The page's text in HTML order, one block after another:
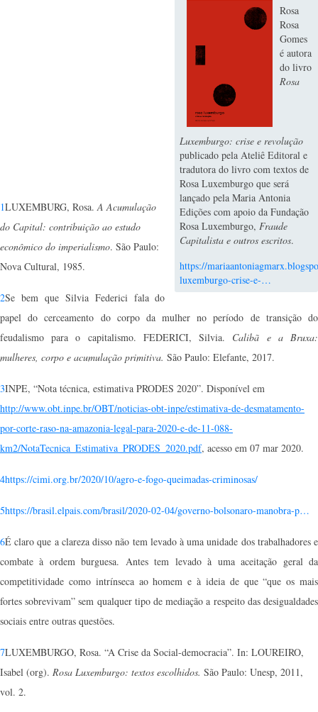
Rosa
Rosa
Gomes
é autora
do livro
Rosa
Luxemburgo: crise e revolução
publicado pela Ateliê Editoral e
tradutora do livro com textos de
Rosa Luxemburgo que será
lançado pela Maria Antonia
Edições com apoio da Fundação
Rosa Luxemburgo, Fraude
Capitalista e outros escritos.
https://
luxemburgo-crise-e-…
1LUXEMBURG, Rosa.A Acumulação
do Capital: contribuição ao estudo
econômico do imperialismo. São Paulo:
Nova Cultural, 1985.
2Se bem que Silvia Federici fala do
papel do cerceamento do corpo da mulher no período de transição do
feudalismo para o capitalismo. FEDERICI, Silvia. Calibã e a Bruxa:
mulheres, corpo e acumulação primitiva. São Paulo: Elefante, 2017.
3INPE, “Nota técnica, estimativa PRODES 2020”. Disponível em
http://www.obt.inpe.br/OBT/noticias-obt-inpe/estimativa-de-desmatamento-
por-corte-raso-na-amazonia-legal-para-2020-e-de-11-088-
km2/NotaTecnica_Estimativa_PRODES_2020.pdf, acesso em 07 mar 2020.
4https://cimi.org.br/2020/10/agro-e-fogo-queimadas-criminosas/
5https://brasil.elpais.com/brasil/2020-02-04/governo-bolsonaro-manobra-p…
6É claro que a clareza disso não tem levado à uma unidade dos trabalhadores e
combate à ordem burguesa. Antes tem levado à uma aceitação geral da
competitividade como intrínseca ao homem e à ideia de que “que os mais
fortes sobrevivam” sem qualquer tipo de mediação a respeito das desigualdades
sociais entre outras questões.
7LUXEMBURGO, Rosa. “A Crise da Social-democracia”. In: LOUREIRO,
Isabel (org). Rosa Luxemburgo: textos escolhidos. São Paulo: Unesp, 2011,
vol. 2.